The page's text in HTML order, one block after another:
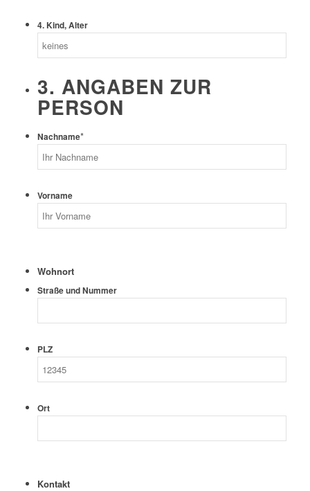
4. Kind, Alter
3. ANGABEN ZUR
PERSON
Nachname*
Vorname
Wohnort
Straße und Nummer
PLZ
Ort
Kontakt